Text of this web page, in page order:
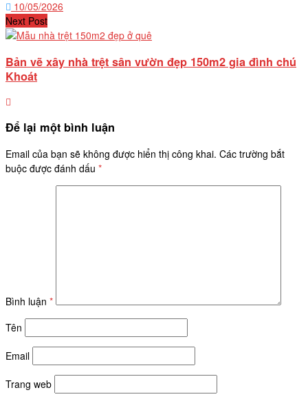
10/05/2026
Next Post
Bản vẽ xây nhà trệt sân vườn đẹp 150m2 gia đình chú
Khoát
Để lại một bình luận
Email của bạn sẽ không được hiển thị công khai. Các trường bắt
buộc được đánh dấu *
Bình luận *
Tên
Email
Trang web